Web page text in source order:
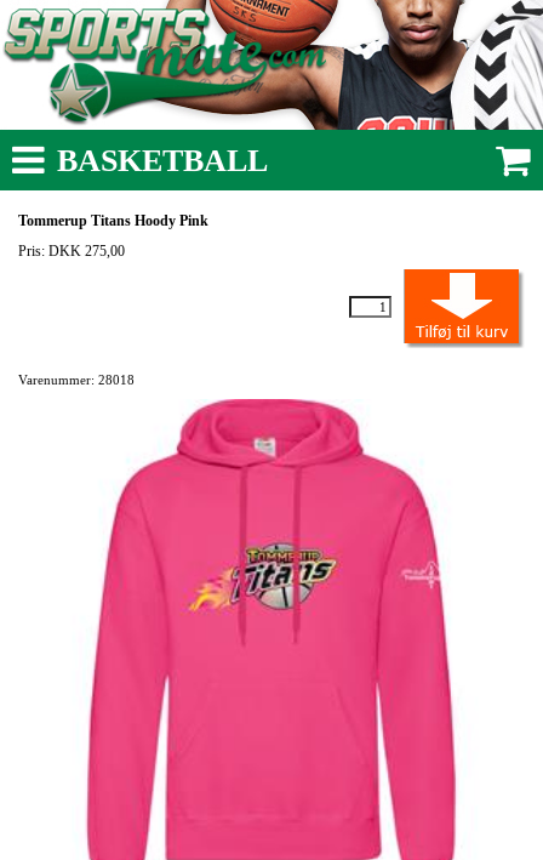
BASKETBALL
Tommerup Titans Hoody Pink
Pris: DKK 275,00
Varenummer: 28018